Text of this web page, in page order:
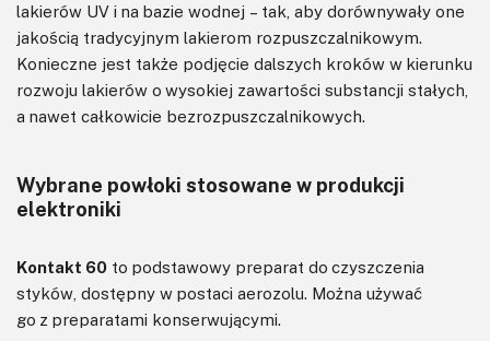
lakierów UV i na bazie wodnej – tak, aby dorównywały one
jakością tradycyjnym lakierom rozpuszczalnikowym.
Konieczne jest także podjęcie dalszych kroków w kierunku
rozwoju lakierów o wysokiej zawartości substancji stałych,
a nawet całkowicie bezrozpuszczalnikowych.
Wybrane powłoki stosowane w produkcji
elektroniki
Kontakt 60 to podstawowy preparat do czyszczenia
styków, dostępny w postaci aerozolu. Można używać
go z preparatami konserwującymi.